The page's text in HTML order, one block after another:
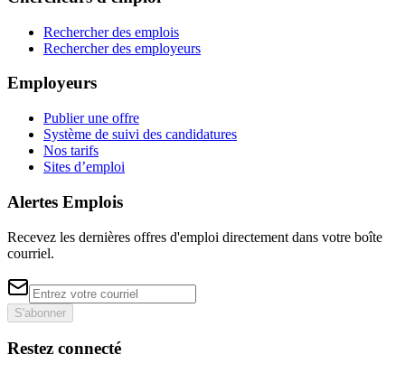
Rechercher des emplois
Rechercher des employeurs
Employeurs
Publier une offre
Système de suivi des candidatures
Nos tarifs
Sites d’emploi
Alertes Emplois
Recevez les dernières offres d'emploi directement dans votre boîte
courriel.
S'abonner
Restez connecté